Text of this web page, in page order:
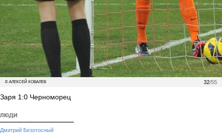
32/55
© АЛЕКСЕЙ КОВАЛЕВ
Заря 1:0 Черноморец
ЛЮДИ
Дмитрий Безотосный